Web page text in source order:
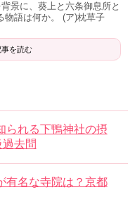
景に、葵上と六条御息所と
物語は何か。 (ア)枕草子
事を読む
られる下鴨神社の摂
去問
有名な寺院は？京都